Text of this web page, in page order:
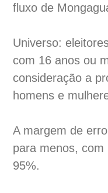
fluxo de
Universo:
com 16 anos ou
consideração a
homens e
A margem de
para menos,
95%.